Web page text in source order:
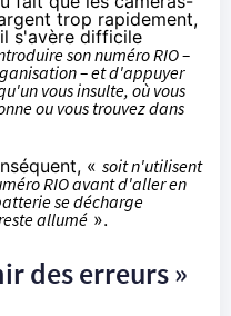
trop rapidement,
s'avère difficile
son numéro RIO –
– et d'appuyer
vous insulte, où vous
ou vous trouvez dans
« soit n'utilisent
RIO avant d'aller en
se décharge
allumé ».
des erreurs »